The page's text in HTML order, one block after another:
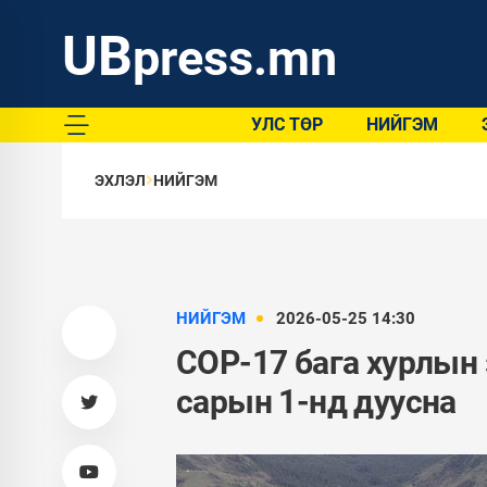
UBpress.mn
УЛС ТӨР НИЙГЭМ
ЭХЛЭЛ НИЙГЭМ
НИЙГЭМ 2026-05-25 14:30
COP-17 бага
сарын 1-нд дуусна